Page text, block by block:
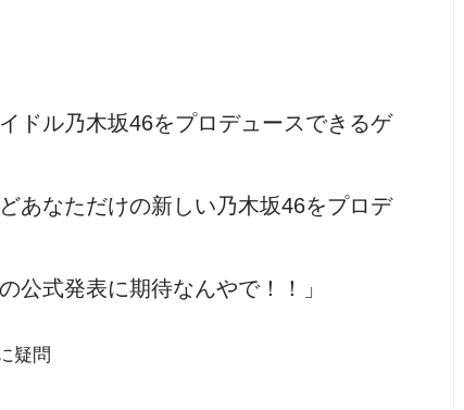
ドル乃木坂46をプロデュースできるゲ
あなただけの新しい乃木坂46をプロデ
公式発表に期待なんやで！！」